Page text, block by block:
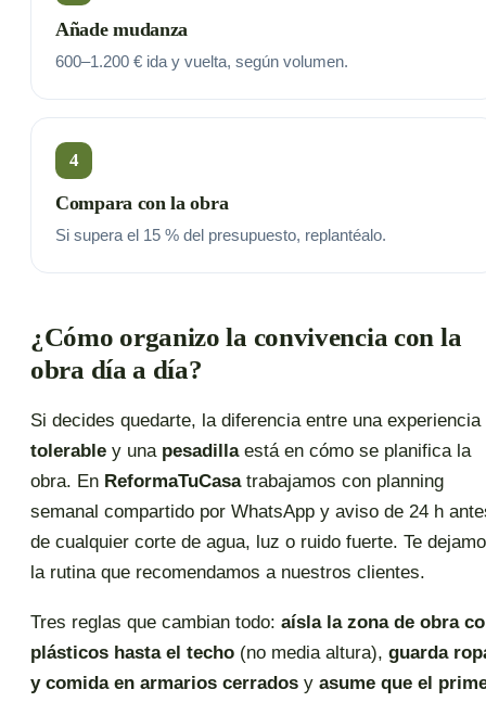
Añade mudanza
600–1.200 € ida y vuelta, según volumen.
4
Compara con la obra
Si supera el 15 % del presupuesto, replantéalo.
¿Cómo organizo la convivencia con la
obra día a día?
Si decides quedarte, la diferencia entre una experiencia
tolerable y una pesadillaestá en cómo se planifica la
obra. En ReformaTuCasatrabajamos con planning
semanal compartido por WhatsApp y aviso de 24 h
de cualquier corte de agua, luz o ruido fuerte. Te
la rutina que recomendamos a nuestros clientes.
Tres reglas que cambian todo: aísla la zona de obra
plásticos hasta el techo (no media altura), guarda
y comida en armarios cerrados y asume que el